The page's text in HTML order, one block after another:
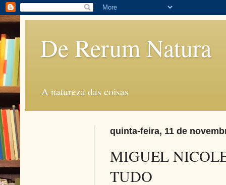
De Rerum Natura
A natureza das coisas
quinta-feira, 11 de
MIGUEL
TUDO